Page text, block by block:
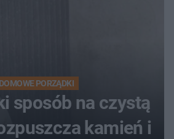
DOMOWE PORZĄDKI
sposób na czystą
kamień i